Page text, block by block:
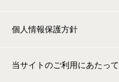
個人情報保護方針
当サイトのご利用にあたって